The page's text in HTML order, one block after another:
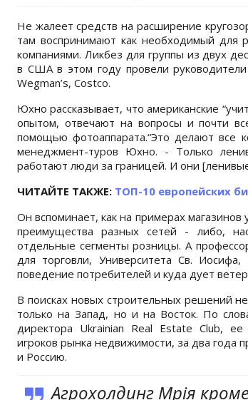
Не жалеет средств на расширение
там воспринимают как необходимый для
компаниями. Ликбез для группы из двух
в США в этом году провели
Wegman’s, Costco.
Юхно рассказывает, что американские
опытом, отвечают на вопросы и почти
помощью фотоаппарата.“Это делают все
менеджмент-туров Юхно. - Только
работают люди за границей. И они
ЧИТАЙТЕ ТАКЖЕ: ТОП-10 европейских
Он вспоминает, как на примерах
преимущества разных сетей - либо,
отдельные сегменты розницы. А
для торговли, Университета Св.
поведение потребителей и куда дует
В поисках новых строительных решений
только на Запад, но и на Восток. По
директора Ukrainian Real Estate Club,
игроков рынка недвижимости, за два года
и Россию.
Агрохолдинг Мрія